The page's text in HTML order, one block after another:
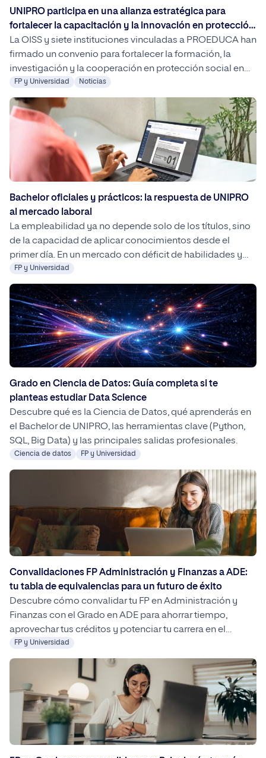
UNIPRO participa en una alianza estratégica para
fortalecer la capacitación y la innovación en protección
social iberoamericana
La OISS y siete instituciones vinculadas a PROEDUCA han
firmado un convenio para fortalecer la formación, la
investigación y la cooperación en protección social en
Iberoamérica. El acuerdo impulsará iniciativas conjuntas
orientadas a la internacionalización, la innovación
académica y el desarrollo de profesionales cualificados
en este ámbito.
FP y Universidad Noticias
Bachelor oficiales y prácticos: la respuesta de UNIPRO
al mercado laboral
La empleabilidad ya no depende solo de los títulos, sino
de la capacidad de aplicar conocimientos desde el
primer día. En un mercado con déficit de habilidades y
cambios acelerados, los Bachelor prácticos de UNIPRO
ofrecen una formación alineada con las necesidades
reales de las empresas, mejorando la inserción laboral y
el potencial de ingresos.
FP y Universidad
Grado en Ciencia de Datos: Guía completa si te
planteas estudiar Data Science
Descubre qué es la Ciencia de Datos, qué aprenderás en
el Bachelor de UNIPRO, las herramientas clave (Python,
SQL, Big Data) y las principales salidas profesionales.
Ciencia de datos FP y Universidad
Convalidaciones FP Administración y Finanzas a ADE:
tu tabla de equivalencias para un futuro de éxito
Descubre cómo convalidar tu FP en Administración y
Finanzas con el Grado en ADE para ahorrar tiempo,
aprovechar tus créditos y potenciar tu carrera en el
mundo empresarial.
FP y Universidad